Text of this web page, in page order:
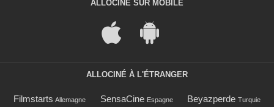
ALLOCINÉ SUR MOBILE
ALLOCINÉ À L'ÉTRANGER
Filmstarts Allemagne SensaCine Espagne Beyazperde Turquie